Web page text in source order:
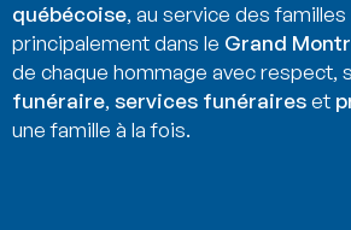
québécoise, au service des familles
principalement dans le Grand
de chaque hommage avec respect,
funéraire, services funéraireset
une famille à la fois.